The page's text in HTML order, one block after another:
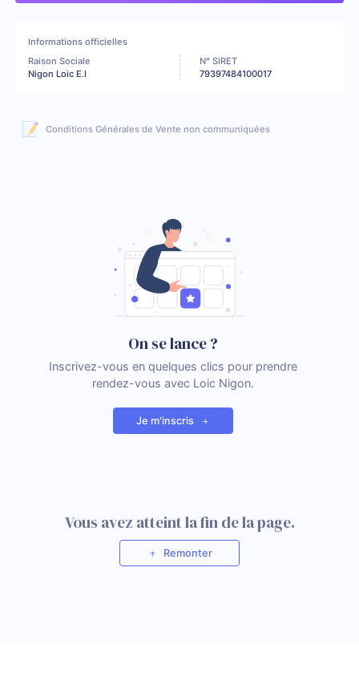
Informations officielles
Raison Sociale
Nigon Loic E.I
N° SIRET
79397484100017
📝 Conditions Générales de Vente non communiquées
On se lance ?
Inscrivez-vous en quelques clics pour prendre
rendez-vous avec Loic Nigon.
Je m'inscris
Vous avez atteint la fin de la page.
Remonter